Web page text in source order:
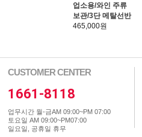
업소용/와인 주류
보관/3단 메탈선반
465,000원
CUSTOMER CENTER
1661-8118
업무시간 월-금AM 09:00~PM 07:00
토요일 AM 09:00~PM07:00
일요일, 공휴일 휴무